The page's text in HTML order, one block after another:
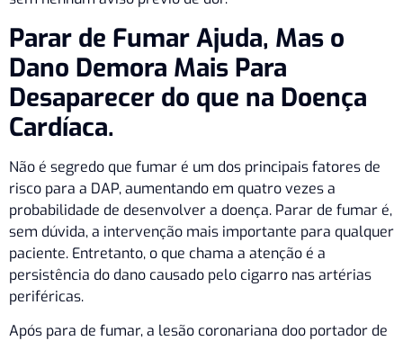
Parar de Fumar Ajuda, Mas o
Dano Demora Mais Para
Desaparecer do que na Doença
Cardíaca.
Não é segredo que fumar é um dos principais fatores de
risco para a DAP, aumentando em quatro vezes a
probabilidade de desenvolver a doença. Parar de fumar é,
sem dúvida, a intervenção mais importante para qualquer
paciente. Entretanto, o que chama a atenção é a
persistência do dano causado pelo cigarro nas artérias
periféricas.
Após para de fumar, a lesão coronariana doo portador de